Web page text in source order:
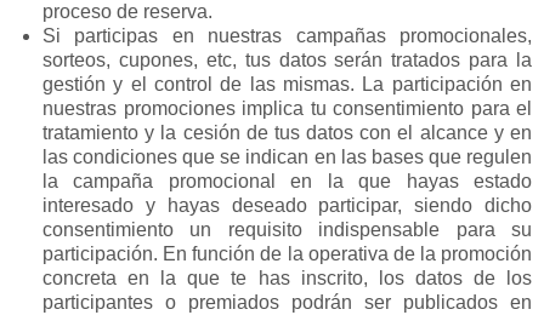
proceso de reserva.
Si participas en nuestras campañas promocionales,
sorteos, cupones, etc, tus datos serán tratados para la
gestión y el control de las mismas. La participación en
nuestras promociones implica tu consentimiento para el
tratamiento y la cesión de tus datos con el alcance y en
las condiciones que se indican en las bases que regulen
la campaña promocional en la que hayas estado
interesado y hayas deseado participar, siendo dicho
consentimiento un requisito indispensable para su
participación. En función de la operativa de la promoción
concreta en la que te has inscrito, los datos de los
participantes o premiados podrán ser publicados en